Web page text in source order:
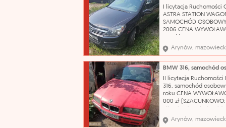
Wnętrze wymaga
gruntownego
Nazwa katalogowa: S
I licytacja Ruchomości
ASTRA STATION
SAMOCHÓD
2006 CENA
Pojazd po dłuższym
obecnie wymaga
mechanicznej. W wielu
miejscach liczne rysy
Wnętrze wymaga
gruntownego
Nazwa katalogowa: S
Arynów,
II licytacja Ruchomości
316, samochód
roku CENA
000 zł
korozję, łuszczący się
bezbarwny oraz liczne
Arynów,